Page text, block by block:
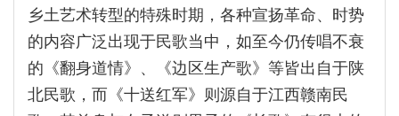
乡土艺术转型的特殊时期，各种宣扬革命、时势
的内容广泛出现于民歌当中，如至今仍传唱不衰
的《翻身道情》、《边区生产歌》等皆出自于陕
北民歌，而《十送红军》则源自于江西赣南民